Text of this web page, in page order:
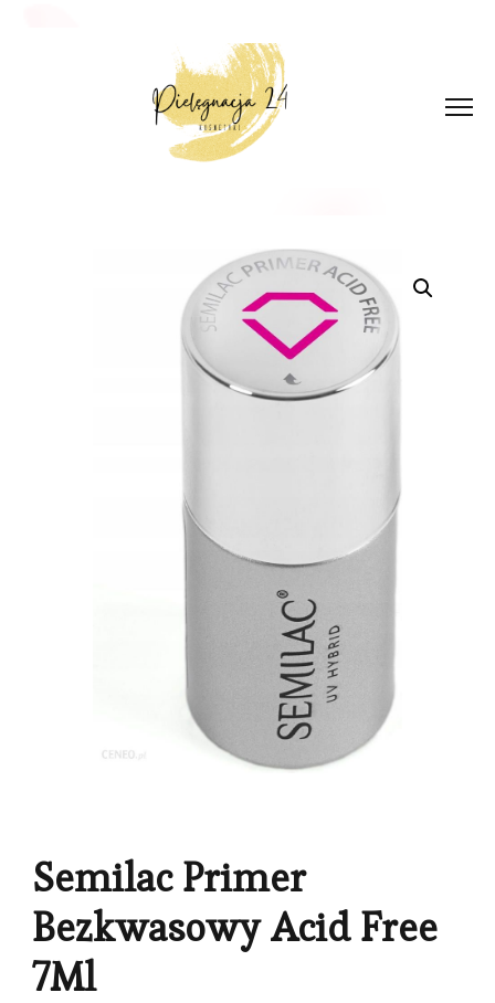
Semilac Primer
Bezkwasowy Acid Free
7Ml